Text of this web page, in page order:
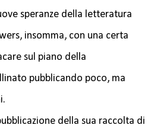
speranze della letteratura
insomma, con una certa
sul piano della
pubblicando poco, ma
della sua raccolta di